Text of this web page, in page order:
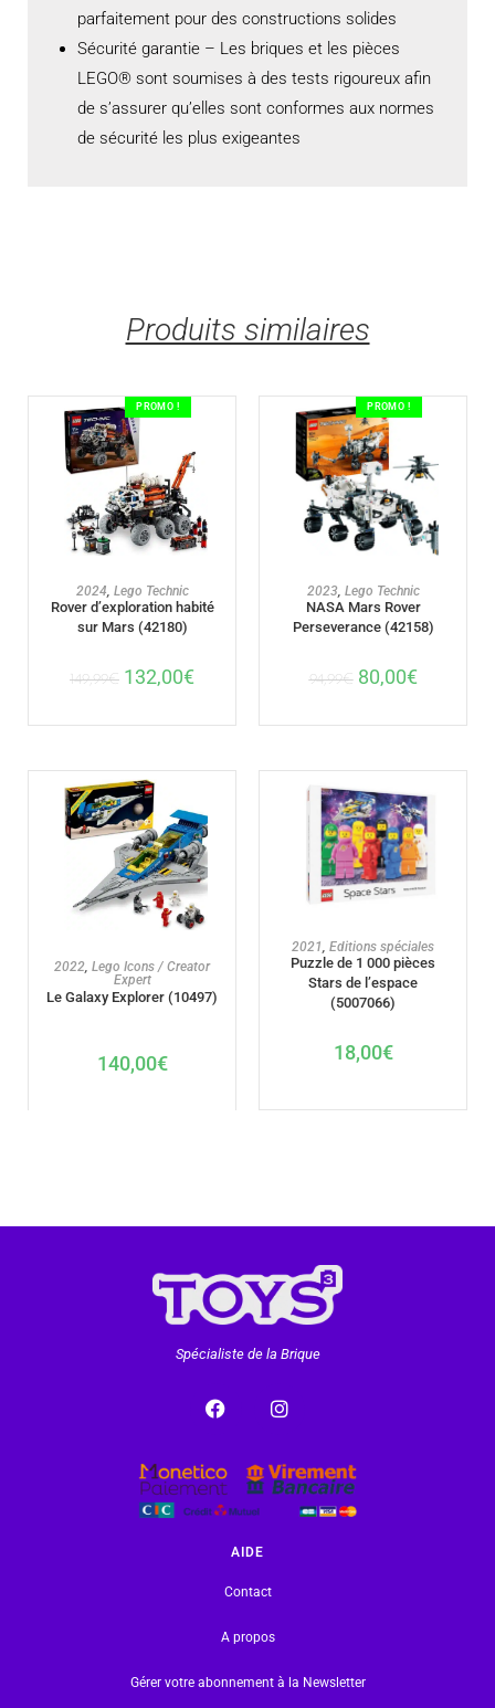
parfaitement pour des constructions solides
Sécurité garantie – Les briques et les pièces
LEGO® sont soumises à des tests rigoureux afin
de s’assurer qu’elles sont conformes aux normes
de sécurité les plus exigeantes
Produits similaires
PROMO !
AJOUTER AU PANIER
2024, Lego Technic
Rover d’exploration habité
sur Mars (42180)
149,99€ 132,00€
PROMO !
AJOUTER AU PANIER
2023, Lego Technic
NASA Mars Rover
Perseverance (42158)
94,99€ 80,00€
AJOUTER AU PANIER
2022, Lego Icons / Creator
Expert
Le Galaxy Explorer (10497)
140,00€
AJOUTER AU PANIER
2021, Editions spéciales
Puzzle de 1 000 pièces
Stars de l’espace
(5007066)
18,00€
Spécialiste de la Brique
AIDE
Contact
A propos
Gérer votre abonnement à la Newsletter